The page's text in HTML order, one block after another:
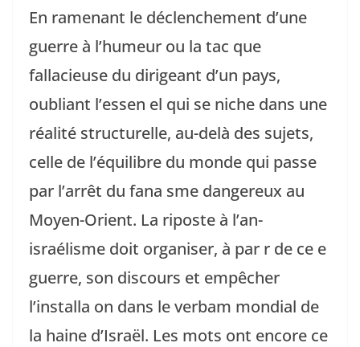
En ramenant le déclenchement d’une
guerre à l’humeur ou la tac que
fallacieuse du dirigeant d’un pays,
oubliant l’essen el qui se niche dans une
réalité structurelle, au-delà des sujets,
celle de l’équilibre du monde qui passe
par l’arrêt du fana sme dangereux au
Moyen-Orient. La riposte à l’an-
israélisme doit organiser, à par r de ce e
guerre, son discours et empêcher
l’installa on dans le verbam mondial de
la haine d’Israël. Les mots ont encore ce